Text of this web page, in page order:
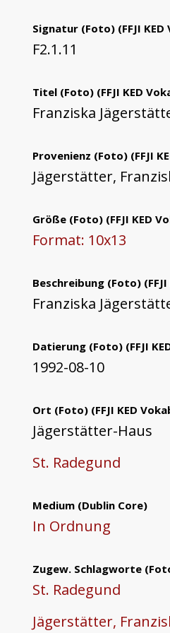
Signatur (Foto) (FFJI
F2.1.11
Titel (Foto) (FFJI KED
Franziska
Provenienz (Foto) (FFJI
Jägerstätter,
Größe (Foto) (FFJI KED
Format: 10x13
Beschreibung (Foto)
Franziska
Datierung (Foto) (FFJI
1992-08-10
Ort (Foto) (FFJI KED
Jägerstätter-Haus
St. Radegund
Medium (Dublin Core)
In Ordnung
Zugew. Schlagworte
St. Radegund
Jägerstätter,